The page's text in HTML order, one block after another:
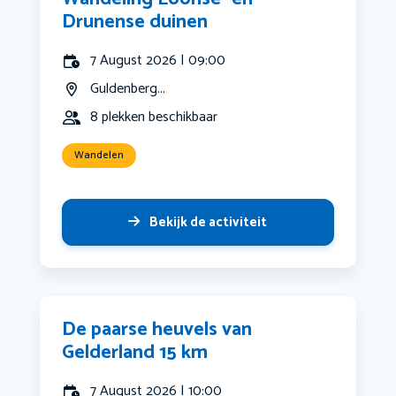
Drunense duinen
7 August 2026 | 09:00
Guldenberg...
8 plekken beschikbaar
Wandelen
Bekijk de activiteit
De paarse heuvels van
Gelderland 15 km